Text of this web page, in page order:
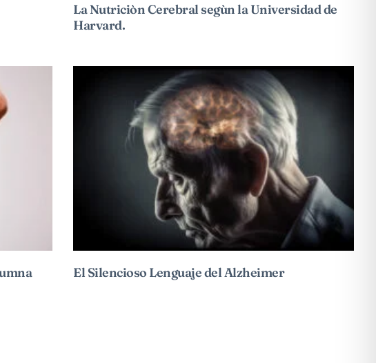
La Nutriciòn Cerebral segùn la Universidad de
Harvard.
El Silencioso Lenguaje del Alzheimer